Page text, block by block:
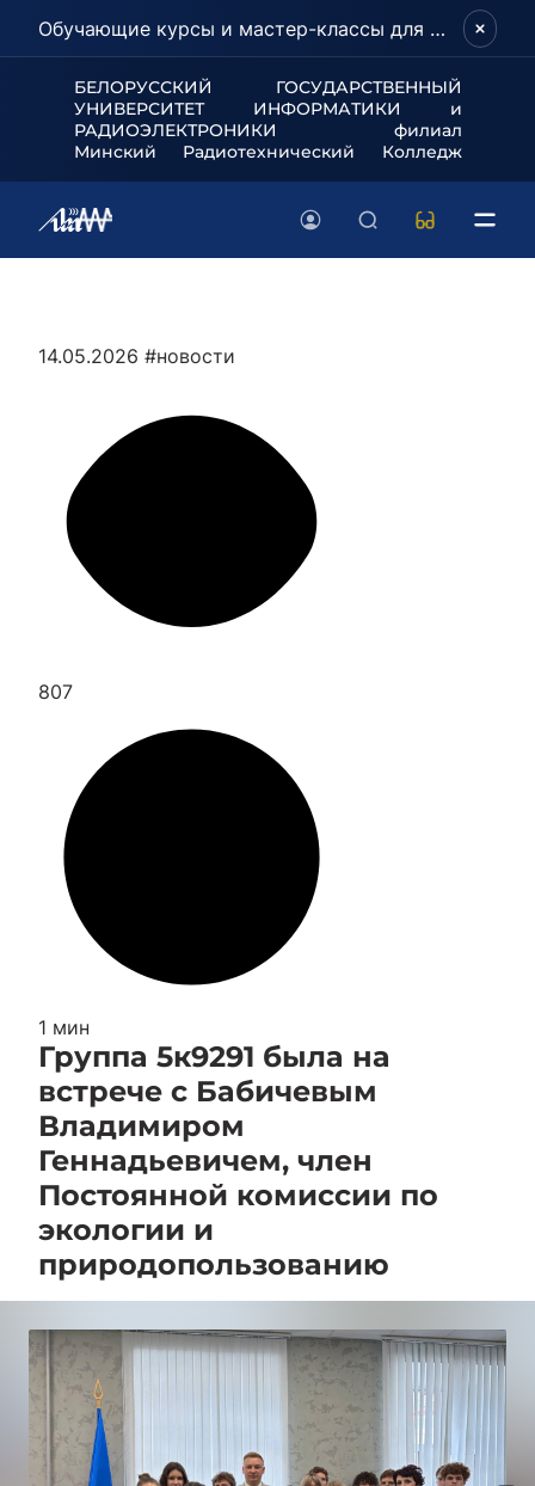
Обучающие курсы и мастер-классы для школьников и абитуриентов!
БЕЛОРУССКИЙ ГОСУДАРСТВЕННЫЙ
УНИВЕРСИТЕТ ИНФОРМАТИКИ и
РАДИОЭЛЕКТРОНИКИ филиал
Минский Радиотехнический Колледж
14.05.2026 #новости
807
1 мин
Группа 5к9291 была на
встрече с Бабичевым
Владимиром
Геннадьевичем, член
Постоянной комиссии по
экологии и
природопользованию